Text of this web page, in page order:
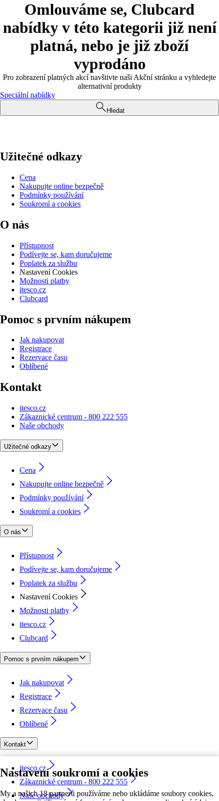
Nastavení soukromí a cookies
My a našich 18 partnerů používáme nebo ukládáme soubory cookies,
Omlouváme se, Clubcard
nabídky v této kategorii již není
platná, nebo je již zboží
vyprodáno
Pro zobrazení platných akcí navštivte naši Akční stránku a vyhledejte
alternativní produkty
Speciální nabídky
Hledat
Užitečné odkazy
Cena
Nakupujte online bezpečně
Podmínky používání
Soukromí a cookies
O nás
Přístupnost
Podívejte se, kam doručujeme
Poplatek za službu
Nastavení Cookies
Možnosti platby
itesco.cz
Clubcard
Pomoc s prvním nákupem
Jak nakupovat
Registrace
Rezervace času
Oblíbené
Kontakt
itesco.cz
Zákaznické centrum - 800 222 555
Naše obchody
Užitečné odkazy
Cena
Nakupujte online bezpečně
Podmínky používání
Soukromí a cookies
O nás
Přístupnost
Podívejte se, kam doručujeme
Poplatek za službu
Nastavení Cookies
Možnosti platby
itesco.cz
Clubcard
Pomoc s prvním nákupem
Jak nakupovat
Registrace
Rezervace času
Oblíbené
Kontakt
itesco.cz
Zákaznické centrum - 800 222 555
Naše obchody